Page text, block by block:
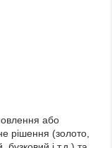
або
рішення (золото,